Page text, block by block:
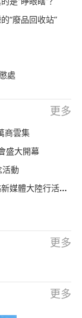
“廢品回收站”
處
更多
商雲集
盛大開幕
活動
行活動在廣州啟動
更多
更多